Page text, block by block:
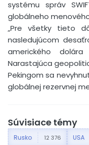
systému správ
globálneho
„Pre všetky tieto
nasledujúcom
amerického
Narastajúca
Pekingom sa
globálnej rezervnej
Súvisiace témy
Rusko 12 376 USA